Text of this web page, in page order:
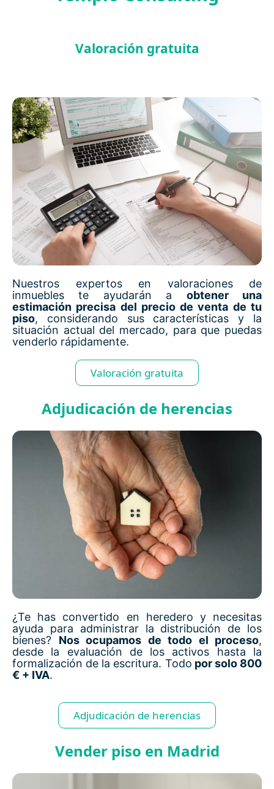
Valoración gratuita
Nuestros expertos en valoraciones de
inmuebles te ayudarán a obtener una
estimación precisa del precio de venta de tu
piso, considerando sus características y la
situación actual del mercado, para que puedas
venderlo rápidamente.
Valoración gratuita
Adjudicación de herencias
¿Te has convertido en heredero y necesitas
ayuda para administrar la distribución de los
bienes? Nos ocupamos de todo el proceso,
desde la evaluación de los activos hasta la
formalización de la escritura. Todo por solo 800
€ + IVA.
Adjudicación de herencias
Vender piso en Madrid